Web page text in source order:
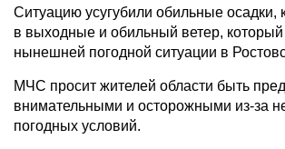
Ситуацию усугубили обильные осадки,
в выходные и обильный ветер, который
нынешней погодной ситуации в
МЧС просит жителей области быть
внимательными и осторожными из-за
погодных условий.